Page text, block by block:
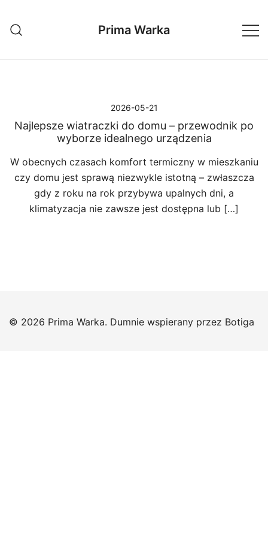
treści
Prima Warka
2026-05-21
Najlepsze wiatraczki do domu – przewodnik po
wyborze idealnego urządzenia
W obecnych czasach komfort termiczny w mieszkaniu
czy domu jest sprawą niezwykle istotną – zwłaszcza
gdy z roku na rok przybywa upalnych dni, a
klimatyzacja nie zawsze jest dostępna lub […]
© 2026 Prima Warka. Dumnie wspierany przez Botiga